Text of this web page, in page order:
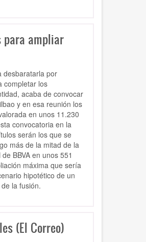
para ampliar
desbaratarla por
completar los
acaba de convocar
y en esa reunión los
en unos 11.230
convocatoria en la
serán los que se
más de la mitad de la
BBVA en unos 551
máxima que sería
hipotético de un
la fusión.
(El Correo)